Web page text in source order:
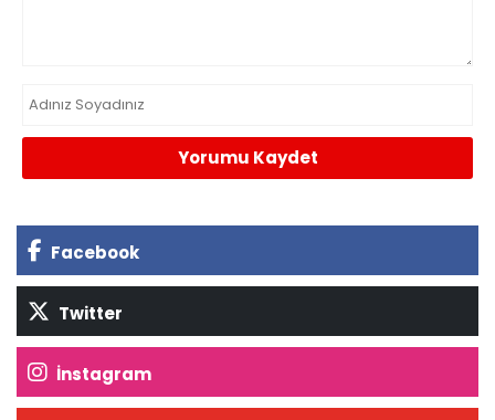
Yorumu Kaydet
Facebook
Twitter
İnstagram